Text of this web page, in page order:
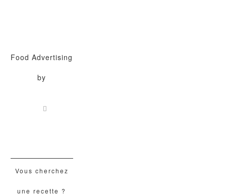
Food Advertising
by
Vous cherchez
une recette ?